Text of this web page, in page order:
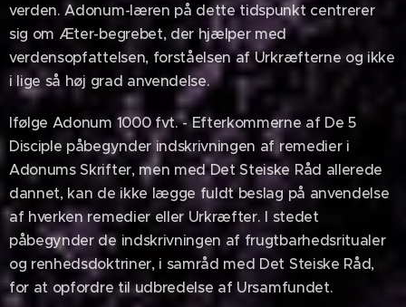
verden. Adonum-læren på dette tidspunkt centrerer
sig om Æter-begrebet, der hjælper med
verdensopfattelsen, forståelsen af Urkræfterne og ikke
i lige så høj grad anvendelse.
Ifølge Adonum 1000 fvt. - Efterkommerne af De 5
Disciple påbegynder indskrivningen af remedier i
Adonums Skrifter, men med Det Steiske Råd allerede
dannet, kan de ikke lægge fuldt beslag på anvendelse
af hverken remedier eller Urkræfter. I stedet
påbegynder de indskrivningen af frugtbarhedsritualer
og renhedsdoktriner, i samråd med Det Steiske Råd,
for at opfordre til udbredelse af Ursamfundet.